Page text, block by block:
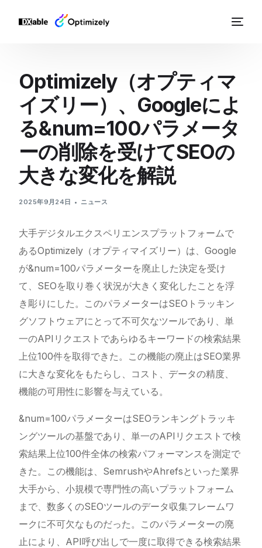
Optimizely（オプティマ
イズリー）、Googleによ
る&num=100パラメータ
ーの削除を受けてSEOの
大きな変化を解説
2025年9月24日 ニュース
大手デジタルエクスペリエンスプラットフォームで
あるOptimizely（オプティマイズリー）は、Google
が&num=100パラメーターを廃止した決定を受け
て、SEOを取り巻く状況が大きく変化したことを浮
き彫りにした。このパラメーターはSEOトラッキン
グソフトウェアにとって不可欠なツールであり、単
一のAPIリクエストであらゆるキーワードの検索結果
上位100件を取得できた。この機能の廃止はSEO業界
に大きな変化をもたらし、コスト、データの精度、
機能の可用性に影響を与えている。
&num=100パラメーターはSEOランキングトラッキ
ングツールの基盤であり、単一のAPIリクエストで検
索結果上位100件全体の検索パフォーマンスを測定で
きた。この機能は、SemrushやAhrefsといった業界
大手から、小規模で専門性の高いプラットフォーム
まで、数多くのSEOツールのデータ収集フレームワ
ークに不可欠なものだった。このパラメーターの廃
止により、API呼び出しで一度に取得できる検索結果